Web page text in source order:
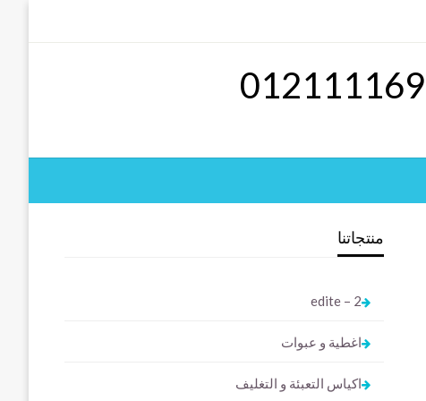
منتجاتنا
2 – edite
اغطية و عبوات
اكياس التعبئة و التغليف